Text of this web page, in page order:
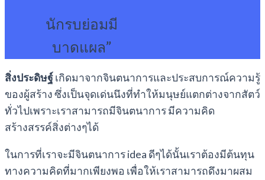
นักรบย่อมมี
บาดแผล”
สิ่งประดิษฐ์เกิดมาจากจินตนาการและประสบการณ์ความรู้
ของผู้สร้าง ซึ่งเป็นจุดเด่นนึงที่ทำให้มนุษย์แตกต่างจากสัตว์
ทั่วไปเพราะเราสามารถมีจินตนาการ มีความคิด
สร้างสรรค์สิ่งต่างๆได้
ในการที่เราจะมีจินตนาการ idea ดีๆได้นั้นเราต้องมีต้นทุน
ทางความคิดที่มากเพียงพอ เพื่อให้เราสามารถดึงมาผสม